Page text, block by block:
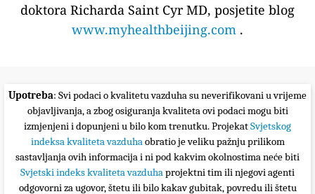
doktora Richarda Saint Cyr MD, posjetite blog
www.myhealthbeijing.com .
Upotreba: Svi podaci o kvalitetu vazduha su neverifikovani u vrijeme
objavljivanja, a zbog osiguranja kvaliteta ovi podaci mogu biti
izmjenjeni i dopunjeni u bilo kom trenutku. ProjekatSvjetskog
indeksa kvaliteta vazduhaobratio je veliku pažnju prilikom
sastavljanja ovih informacija i ni pod kakvim okolnostima neće biti
Svjetski indeks kvaliteta vazduhaprojektni tim ili njegovi agenti
odgovorni za ugovor, štetu ili bilo kakav gubitak, povredu ili štetu